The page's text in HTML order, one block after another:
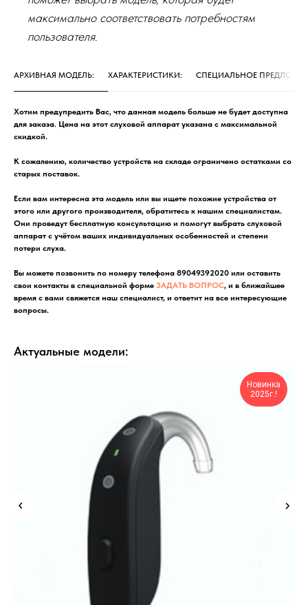
максимально соответствовать потребностям
пользователя.
АРХИВНАЯ МОДЕЛЬ: ХАРАКТЕРИСТИКИ: СПЕЦИАЛЬНОЕ
Хотим предупредить Вас, что данная модель больше не будет доступна
для заказа. Цена на этот слуховой аппарат указана с максимальной
скидкой.
К сожалению, количество устройств на складе ограничено остатками со
старых поставок.
Если вам интересна эта модель или вы ищете похожие устройства от
этого или другого производителя, обратитесь к нашим специалистам.
Они проведут бесплатную консультацию и помогут выбрать слуховой
аппарат с учётом ваших индивидуальных особенностей и степени
потери слуха.
Вы можете позвонить по номеру телефона 89049392020 или оставить
свои контакты в специальной форме ЗАДАТЬ ВОПРОС, и в ближайшее
время с вами свяжется наш специалист, и ответит на все интересующие
вопросы.
Актуальные модели:
Новинка
2025г.!